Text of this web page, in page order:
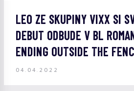
LEO ZE SKUPINY VIXX SI
DEBUT ODBUDE V BL
ENDING OUTSIDE THE
04.04.2022